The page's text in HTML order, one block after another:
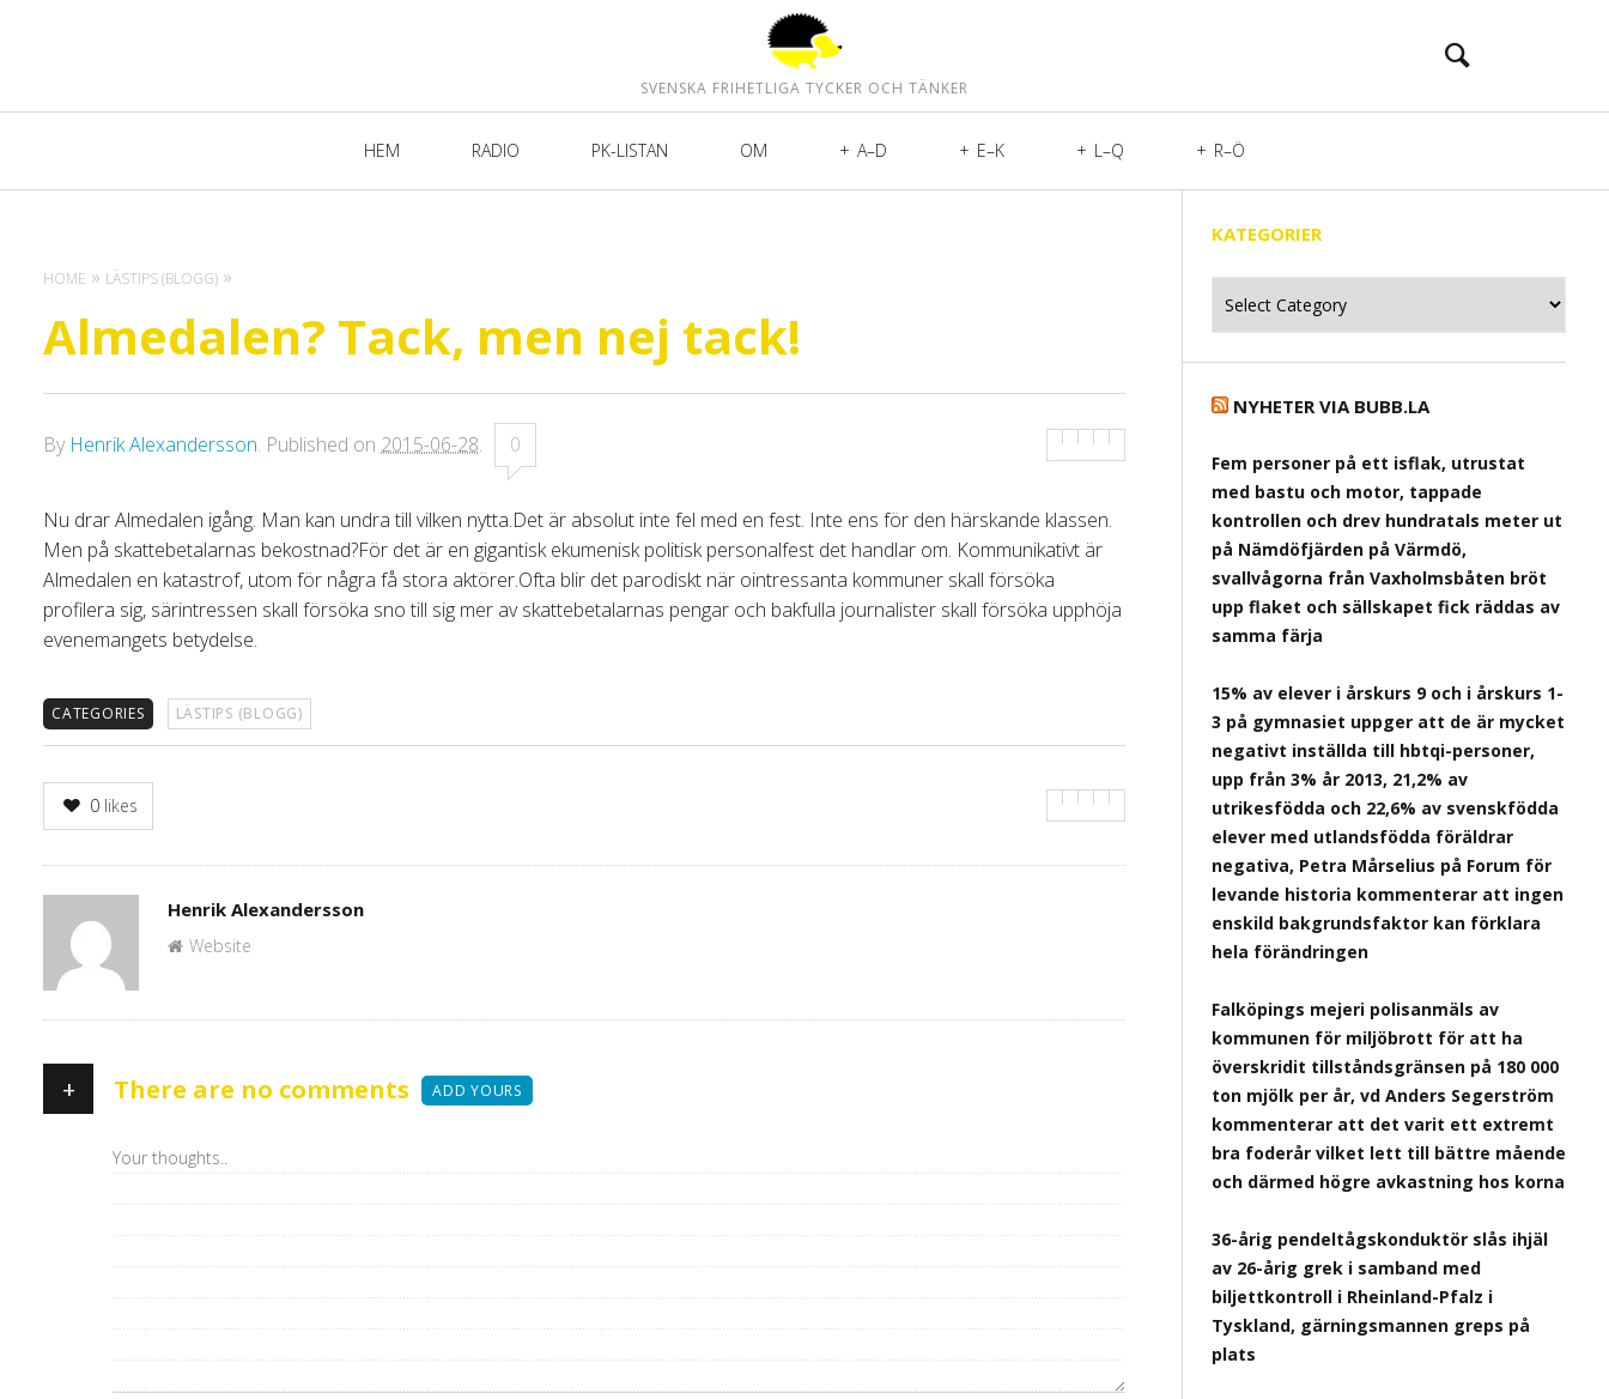
SVENSKA FRIHETLIGA TYCKER OCH TÄNKER
HEM RADIO PK-LISTAN OM A–D E–K L–Q R–Ö
HOME LÄSTIPS (BLOGG)
Almedalen? Tack, men nej tack!
By Henrik Alexandersson. Published on 2015-06-28. 0
Nu drar Almedalen igång. Man kan undra till vilken nytta.Det är absolut inte fel med en fest. Inte ens för den härskande klassen.
Men på skattebetalarnas bekostnad?För det är en gigantisk ekumenisk politisk personalfest det handlar om. Kommunikativt är
Almedalen en katastrof, utom för några få stora aktörer.Ofta blir det parodiskt när ointressanta kommuner skall försöka
profilera sig, särintressen skall försöka sno till sig mer av skattebetalarnas pengar och bakfulla journalister skall försöka upphöja
evenemangets betydelse.
CATEGORIES LÄSTIPS (BLOGG)
0 likes
Author
Henrik Alexandersson
Website
+ There are no comments ADD YOURS
KATEGORIER
NYHETER VIA BUBB.LA
Fem personer på ett isflak, utrustat
med bastu och motor, tappade
kontrollen och drev hundratals meter ut
på Nämdöfjärden på Värmdö,
svallvågorna från Vaxholmsbåten bröt
upp flaket och sällskapet fick räddas av
samma färja
15% av elever i årskurs 9 och i årskurs 1-
3 på gymnasiet uppger att de är mycket
negativt inställda till hbtqi-personer,
upp från 3% år 2013, 21,2% av
utrikesfödda och 22,6% av svenskfödda
elever med utlandsfödda föräldrar
negativa, Petra Mårselius på Forum för
levande historia kommenterar att ingen
enskild bakgrundsfaktor kan förklara
hela förändringen
Falköpings mejeri polisanmäls av
kommunen för miljöbrott för att ha
överskridit tillståndsgränsen på 180 000
ton mjölk per år, vd Anders Segerström
kommenterar att det varit ett extremt
bra foderår vilket lett till bättre mående
och därmed högre avkastning hos korna
36-årig pendeltågskonduktör slås ihjäl
av 26-årig grek i samband med
biljettkontroll i Rheinland-Pfalz i
Tyskland, gärningsmannen greps på
plats